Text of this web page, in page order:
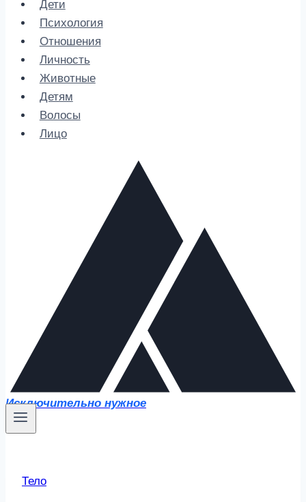
Дети
Психология
Отношения
Личность
Животные
Детям
Волосы
Лицо
Исключительно нужное
Тело